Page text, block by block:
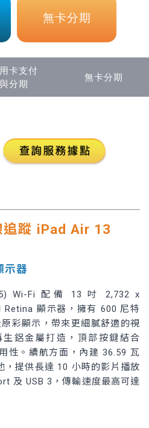
無卡分期
卡支付
與分期
無卡分期
追蹤 iPad Air 13
示器
Wi-Fi 配備 13 吋 2,732 x
顯示器，擁有 600 尼特
彩顯示，帶來更細膩舒適的視
鋁金屬打造，頂部按鍵結合
性。續航方面，內建 36.59 瓦
，提供長達 10 小時的影片播放
及 USB 3，傳輸速度最高可達